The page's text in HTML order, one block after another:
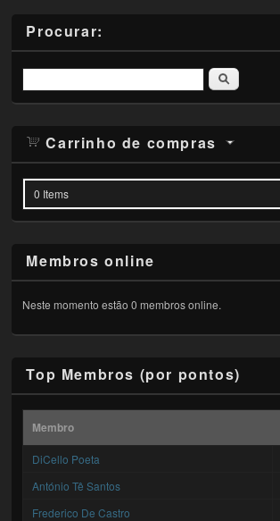
Procurar:
Pesquisar
Carrinho de compras
0 Items
Membros online
Neste momento estão 0 membros online.
Top Membros (por pontos)
Membro
DiCello Poeta
António Tê Santos
Frederico De Castro